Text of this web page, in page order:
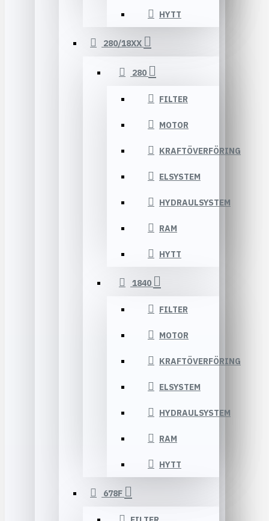
HYTT
280/18XX
280
FILTER
MOTOR
KRAFTÖVERFÖRING
ELSYSTEM
HYDRAULSYSTEM
RAM
HYTT
1840
FILTER
MOTOR
KRAFTÖVERFÖRING
ELSYSTEM
HYDRAULSYSTEM
RAM
HYTT
678F